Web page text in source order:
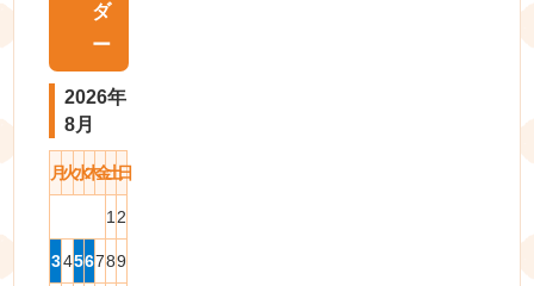
ダ
ー
2026年
8月
月火水木金土日
1 2
3456789